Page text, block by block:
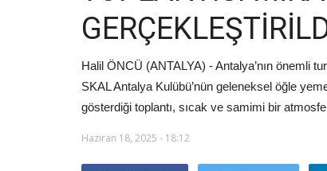
Halil ÖNCÜ (ANTALYA) - Antalya’nın önemli
SKAL Antalya Kulübü’nün geleneksel öğle
gösterdiği toplantı, sıcak ve samimi bir
Haziran 18, 2025 - 18:12